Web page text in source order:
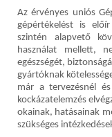
Az érvényes uniós
gépértékelést is
szintén alapvető
használat mellett,
egészségét,
gyártóknak
már a tervezésnél
kockázatelemzés
okainak, hatásainak
szükséges